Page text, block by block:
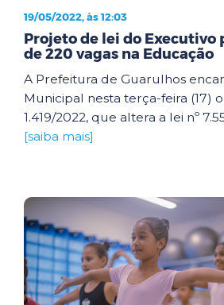
19/05/2022, às 12:03
Projeto de lei do Executivo
de 220 vagas na Educação
A Prefeitura de Guarulhos
Municipal nesta terça-feira (17)
1.419/2022, que altera a lei nº
[saiba mais]